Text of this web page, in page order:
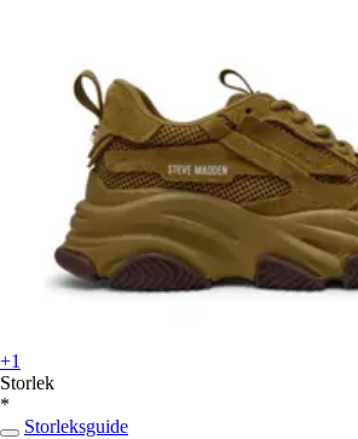
+1
Storlek
*
Storleksguide